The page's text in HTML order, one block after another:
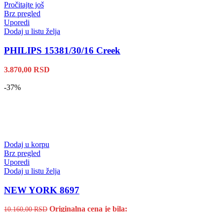
Pročitajte još
Brz pregled
Uporedi
Dodaj u listu želja
PHILIPS 15381/30/16 Creek
3.870,00 RSD
-37%
Dodaj u korpu
Brz pregled
Uporedi
Dodaj u listu želja
NEW YORK 8697
10.160,00RSD Originalna cena je bila: